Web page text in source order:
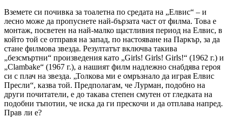
Вземете си почивка за тоалетна по средата на „Елвис“ – и
лесно може да пропуснете най-бързата част от филма. Това е
монтаж, посветен на най-малко щастливия период на Елвис, в
който той се отправя на запад, по настояване на Паркър, за да
стане филмова звезда. Резултатът включва такива
„безсмъртни“ произведения като „Girls! Girls! Girls!“ (1962 г.) и
„Clambake“ (1967 г.), а нашият филм надлежно снабдява героя
си с плач на звезда. „Толкова ми е омръзнало да играя Елвис
Пресли“, казва той. Предполагам, че Лурман, подобно на
други почитатели, е до такава степен смутен от гледката на
подобни тъпотии, че иска да ги прескочи и да отплава напред.
Прав ли е?